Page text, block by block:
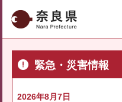
奈良県
緊急・災害情報
2026年8月7日